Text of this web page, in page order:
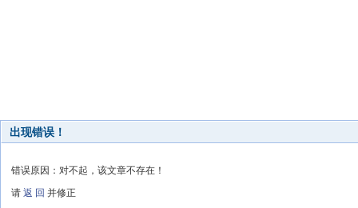
出现错误！
错误原因：对不起，该文章不存在！
请 返 回 并修正